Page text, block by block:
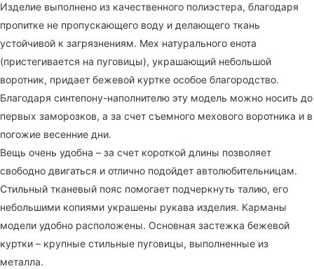
Изделие выполнено из качественного полиэстера, благодаря
пропитке не пропускающего воду и делающего ткань
устойчивой к загрязнениям. Мех натурального енота
(пристегивается на пуговицы), украшающий небольшой
воротник, придает бежевой куртке особое благородство.
Благодаря синтепону-наполнителю эту модель можно носить до
первых заморозков, а за счет съемного мехового воротника и в
погожие весенние дни.
Вещь очень удобна – за счет короткой длины позволяет
свободно двигаться и отлично подойдет автолюбительницам.
Стильный тканевый пояс помогает подчеркнуть талию, его
небольшими копиями украшены рукава изделия. Карманы
модели удобно расположены. Основная застежка бежевой
куртки – крупные стильные пуговицы, выполненные из
металла.